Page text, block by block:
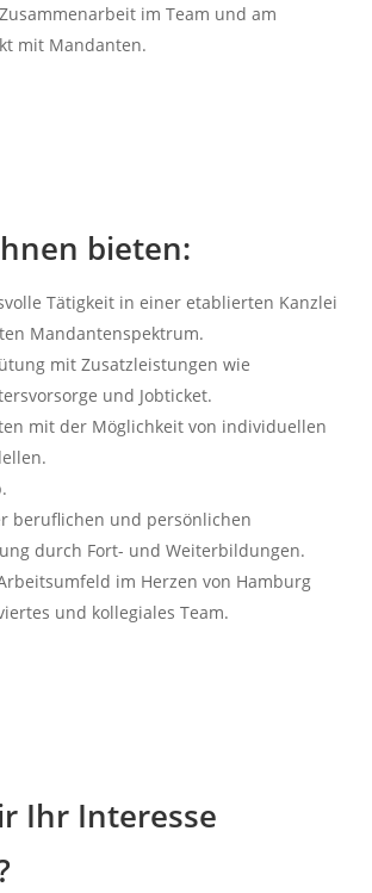
im Team und am
mit Mandanten.
bieten:
Tätigkeit in einer etablierten Kanzlei
Mandantenspektrum.
mit Zusatzleistungen wie
und Jobticket.
mit der Möglichkeit von individuellen
beruflichen und persönlichen
durch Fort- und Weiterbildungen.
im Herzen von Hamburg
und kollegiales Team.
Ihr Interesse